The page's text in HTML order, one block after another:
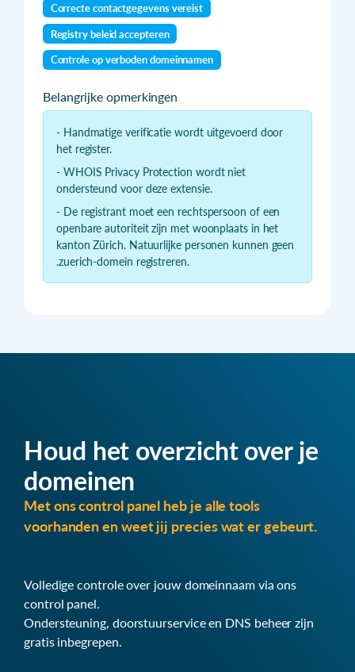
Correcte contactgegevens vereist
Registry beleid accepteren
Controle op verboden domeinnamen
Belangrijke opmerkingen
- Handmatige verificatie wordt uitgevoerd door
het register.
- WHOIS Privacy Protection wordt niet
ondersteund voor deze extensie.
- De registrant moet een rechtspersoon of een
openbare autoriteit zijn met woonplaats in het
kanton Zürich. Natuurlijke personen kunnen geen
.zuerich-domein registreren.
Houd het overzicht over je
domeinen
Met ons control panel heb je alle tools
voorhanden en weet jij precies wat er gebeurt.
Volledige controle over jouw domeinnaam via ons
control panel.
Ondersteuning, doorstuurservice en DNS beheer zijn
gratis inbegrepen.